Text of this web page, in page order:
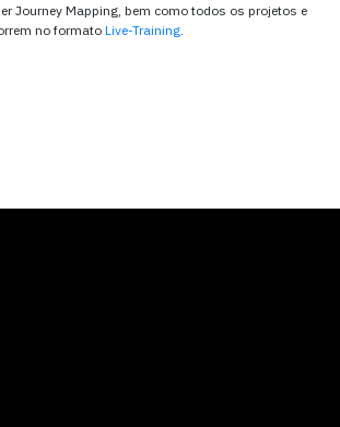
Journey Mapping, bem como todos os projetos e
no formato Live-Training